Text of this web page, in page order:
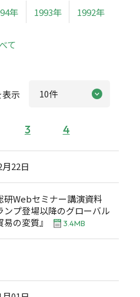
年 1993年 1992年
て
示
3 4
22日
研Webセミナー講演資料
ンプ登場以降のグローバル
易の変質』
3.4MB